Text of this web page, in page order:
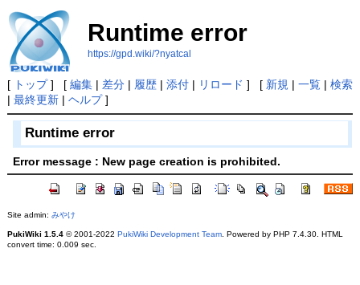
Runtime error
https://gpd.wiki/?nyatcal
[ トップ] [ 編集| 差分| 履歴| 添付| リロード ] [ 新規 | 一覧| 検索
| 最終更新| ヘルプ]
Runtime error
Error message : New page creation is prohibited.
Site admin: みやけ
PukiWiki 1.5.4© 2001-2022 PukiWiki Development Team. Powered by PHP 7.4.30. HTML
convert time: 0.009 sec.